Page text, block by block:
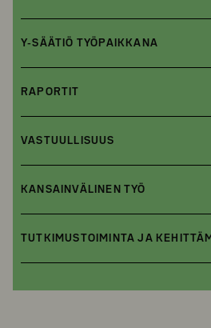
Y-SÄÄTIÖ TYÖPAIKKANA
RAPORTIT
VASTUULLISUUS
KANSAINVÄLINEN TYÖ
TUTKIMUSTOIMINTA JA